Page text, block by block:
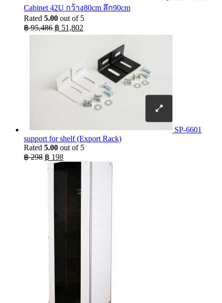
Cabinet 42U กว้าง80cm ลึก90cm
Rated 5.00 out of 5
฿95,486 Original
price
฿ 51,802
price
฿ 51,802.
SP-6601
support for shelf (Export Rack)
Rated 5.00 out of 5
฿298 Original
price
฿ 198Current
is: